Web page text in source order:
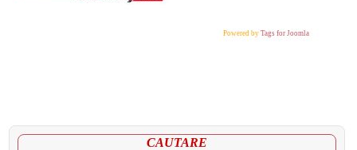
Powered by Tags for Joomla
CAUTARE